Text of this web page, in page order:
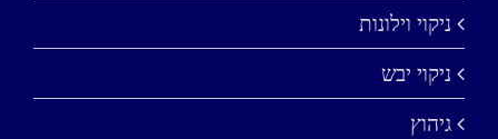
ניקוי וילונות
ניקוי יבש
גיהוץ